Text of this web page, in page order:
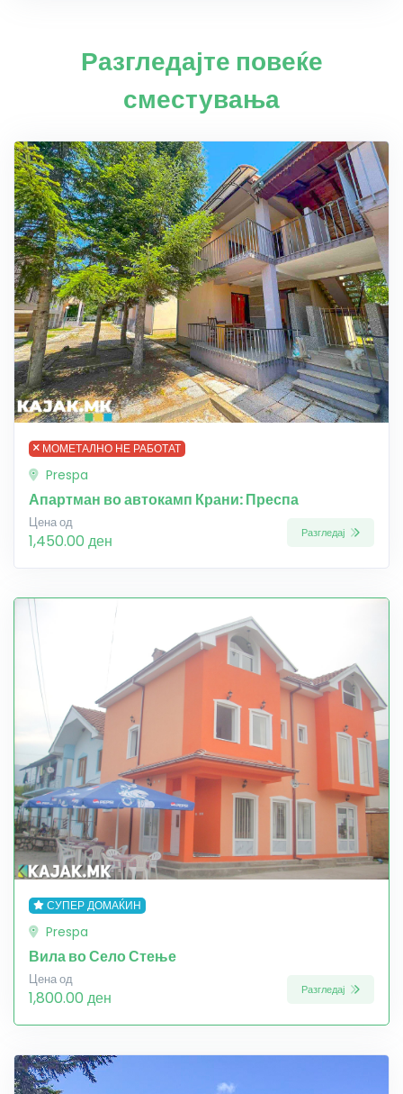
Разгледајте повеќе
сместувања
МОМЕТАЛНО НЕ РАБОТАТ
Prespa
Апартман во автокамп Крани: Преспа
Цена од
1,450.00 ден Разгледај
СУПЕР ДОМАЌИН
Prespa
Вила во Село Стење
Цена од
1,800.00 ден Разгледај